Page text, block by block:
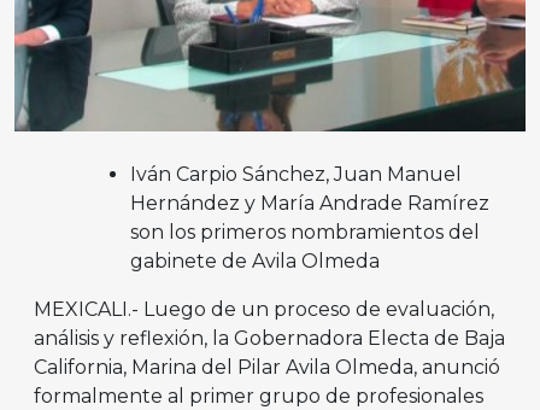
Iván Carpio Sánchez, Juan Manuel
Hernández y María Andrade Ramírez
son los primeros nombramientos del
gabinete de Avila Olmeda
MEXICALI.- Luego de un proceso de evaluación,
análisis y reflexión, la Gobernadora Electa de Baja
California, Marina del Pilar Avila Olmeda, anunció
formalmente al primer grupo de profesionales